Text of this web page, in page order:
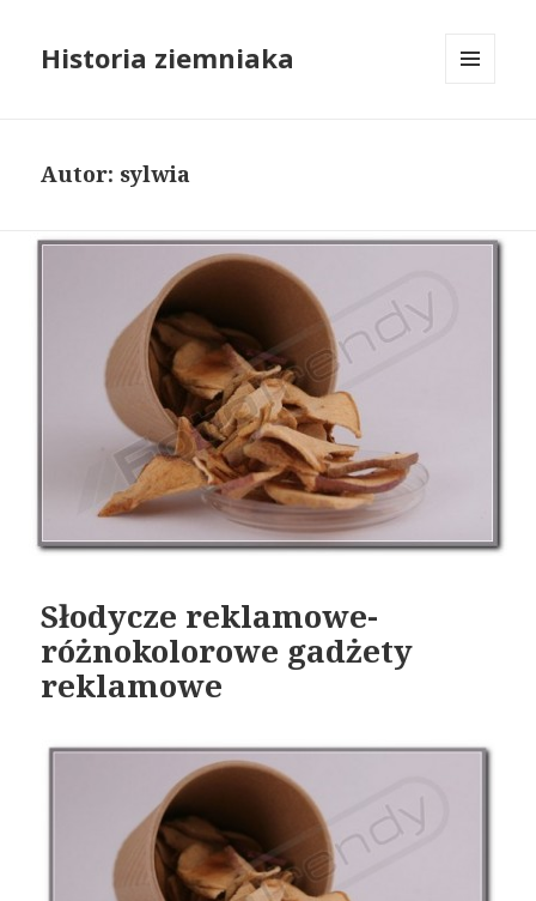
Historia ziemniaka
Autor: sylwia
Słodycze reklamowe-
różnokolorowe gadżety
reklamowe